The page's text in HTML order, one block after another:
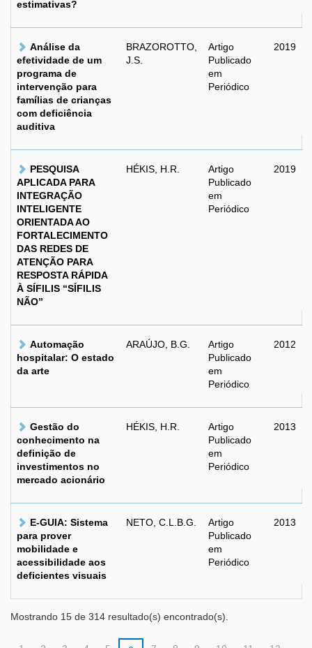
estimativas?
Análise da
efetividade de um
programa de
intervenção para
famílias de crianças
com deficiência
auditiva
BRAZOROTTO,
J.S.
Artigo
Publicado
em
Periódico
2019
PESQUISA
APLICADA PARA
INTEGRAÇÃO
INTELIGENTE
ORIENTADA AO
FORTALECIMENTO
DAS REDES DE
ATENÇÃO PARA
RESPOSTA RÁPIDA
À SÍFILIS “SÍFILIS
NÃO”
HÉKIS, H.R.
Artigo
Publicado
em
Periódico
2019
Automação
hospitalar: O estado
da arte
ARAÚJO, B.G.
Artigo
Publicado
em
Periódico
2012
Gestão do
conhecimento na
definição de
investimentos no
mercado acionário
HÉKIS, H.R.
Artigo
Publicado
em
Periódico
2013
E-GUIA: Sistema
para prover
mobilidade e
acessibilidade aos
deficientes visuais
NETO, C.L.B.G.
Artigo
Publicado
em
Periódico
2013
Mostrando 15 de 314 resultado(s) encontrado(s).